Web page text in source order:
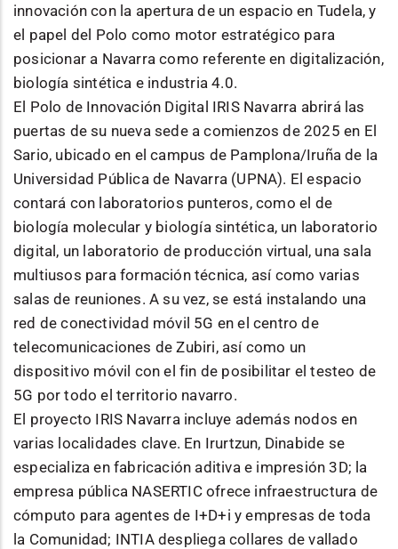
innovación con la apertura de un espacio en Tudela, y
el papel del Polo como motor estratégico para
posicionar a Navarra como referente en digitalización,
biología sintética e industria 4.0.
El Polo de Innovación Digital IRIS Navarra abrirá las
puertas de su nueva sede a comienzos de 2025 en El
Sario, ubicado en el campus de Pamplona/Iruña de la
Universidad Pública de Navarra (UPNA). El espacio
contará con laboratorios punteros, como el de
biología molecular y biología sintética, un laboratorio
digital, un laboratorio de producción virtual, una sala
multiusos para formación técnica, así como varias
salas de reuniones. A su vez, se está instalando una
red de conectividad móvil 5G en el centro de
telecomunicaciones de Zubiri, así como un
dispositivo móvil con el fin de posibilitar el testeo de
5G por todo el territorio navarro.
El proyecto IRIS Navarra incluye además nodos en
varias localidades clave. En Irurtzun, Dinabide se
especializa en fabricación aditiva e impresión 3D; la
empresa pública NASERTIC ofrece infraestructura de
cómputo para agentes de I+D+i y empresas de toda
la Comunidad; INTIA despliega collares de vallado